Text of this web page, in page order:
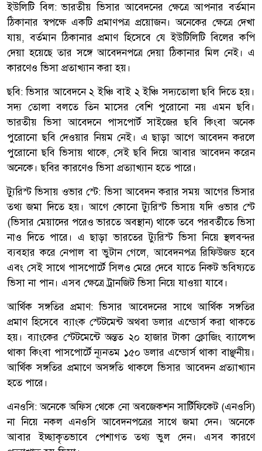
ইউলিটি বিল: ভারতীয় ভিসার আবেদনের ক্ষেত্রে আপনার বর্তমান
ঠিকানার স্বপক্ষে একটি প্রমাণপত্র প্রয়োজন। অনেকের ক্ষেত্রে দেখা
যায়, বর্তমান ঠিকানার প্রমাণ হিসেবে যে ইউটিলিটি বিলের কপি
দেয়া হয়েছে তার সঙ্গে আবেদনপত্রে দেয়া ঠিকানার মিল নেই। এ
কারণেও ভিসা প্রতাখ্যান করা হয়।
ছবি: ভিসার আবেদনে ২ ইঞ্চি বাই ২ ইঞ্চি সদ্যতোলা ছবি দিতে হয়।
সদ্য তোলা বলতে তিন মাসের বেশি পুরোনো নয় এমন ছবি।
ভারতীয় ভিসা আবেদনে পাসপোর্ট সাইজের ছবি কিংবা অনেক
পুরোনো ছবি দেওয়ার নিয়ম নেই। এ ছাড়া আগে আবেদন করলে
পুরোনো ছবি ভিসায় থাকে, সেই ছবি দিয়ে আবার আবেদন করেন
অনেকে। ছবির কারণেও ভিসা প্রত্যাখ্যান হতে পারে।
ট্যুরিস্ট ভিসায় ওভার স্টে: ভিসা আবেদন করার সময় আগের ভিসার
তথ্য জমা দিতে হয়। আগে কোনো ট্যুরিস্ট ভিসায় যদি ওভার স্টে
(ভিসার মেয়াদের পরেও ভারতে অবস্থান) থাকে তবে পরবর্তীতে ভিসা
নাও দিতে পারে। এ ছাড়া ভারতের ট্যুরিস্ট ভিসা নিয়ে স্থলবন্দর
ব্যবহার করে নেপাল বা ভুটান গেলে, আবেদনপত্র রিফিউজড হবে
এবং সেই সাথে পাসপোর্টে সিলও মেরে দেবে যাতে নিকট ভবিষ্যতে
ভিসা না পান। এসব ক্ষেত্রে ট্রানজিট ভিসা নিয়ে যাওয়া যাবে।
আর্থিক সঙ্গতির প্রমাণ: ভিসার আবেদনের সাথে আর্থিক সঙ্গতির
প্রমাণ হিসেবে ব্যাংক স্টেটমেন্ট অথবা ডলার এন্ডোর্স করা থাকতে
হয়। ব্যাংকের স্টেটমেন্টে অন্তত ২০ হাজার টাকা ক্লোজিং ব্যালেন্স
থাকা কিংবা পাসপোর্টে ন্যূনতম ১৫০ ডলার এন্ডোর্স থাকা বাঞ্ছনীয়।
আর্থিক সঙ্গতির প্রমাণে অসঙ্গতি থাকলে ভিসার আবেদন প্রত্যাখ্যান
হতে পারে।
এনওসি: অনেকে অফিস থেকে নো অবজেকশন সার্টিফিকেট (এনওসি)
না নিয়ে নকল এনওসি আবেদনপত্রের সাথে জমা দেন। অনেকে
আবার ইচ্ছাকৃতভাবে পেশাগত তথ্য ভুল দেন। এসব কারণে